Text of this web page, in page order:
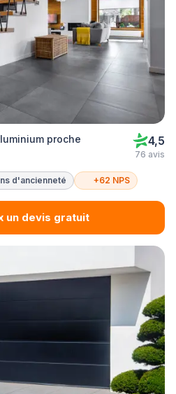
proche
4,5
76 avis
d'ancienneté +62 NPS
un devis gratuit